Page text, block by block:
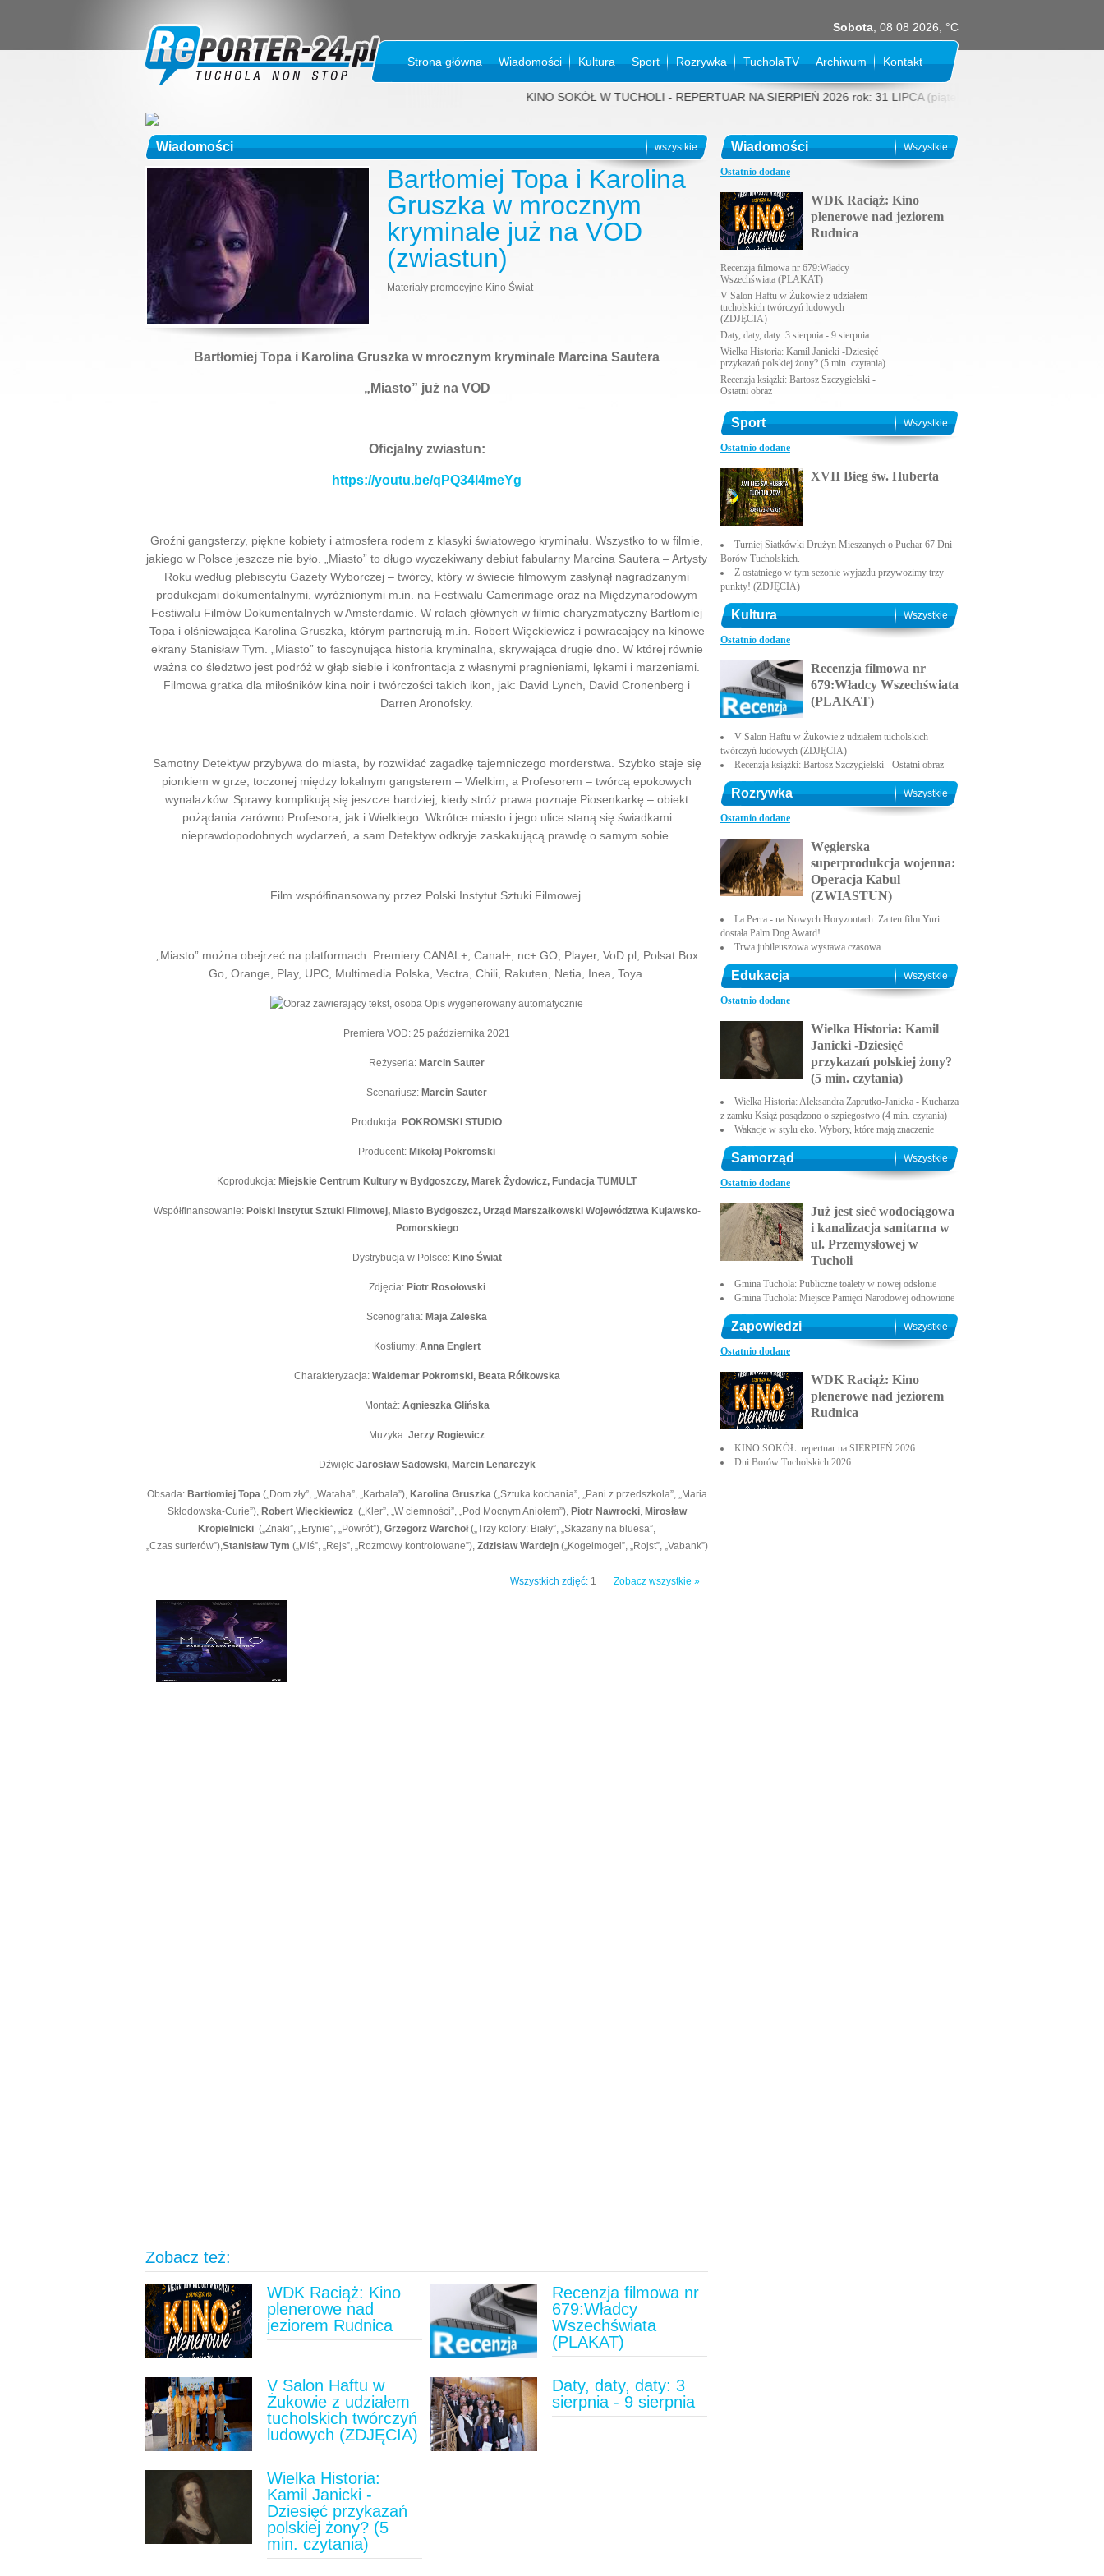
Sobota , 08 08 2026, °C
Strona główna Wiadomości Kultura Sport Rozrywka TucholaTV Archiwum Kontakt
KINO SOKÓŁ W TUCHOLI - REPERTUAR NA SIERPIEŃ 2026 rok: 31 LIPCA (piątek) 16:00 VAIANA 2D,
Wiadomości wszystkie
Bartłomiej Topa i Karolina
Gruszka w mrocznym
kryminale już na VOD
(zwiastun)
Materiały promocyjne Kino Świat
Bartłomiej Topa i Karolina Gruszka w mrocznym kryminale Marcina Sautera
„Miasto” już na VOD
Oficjalny zwiastun:
https://youtu.be/qPQ34l4meYg
Groźni gangsterzy, piękne kobiety i atmosfera rodem z klasyki światowego kryminału. Wszystko to w filmie,
jakiego w Polsce jeszcze nie było. „Miasto” to długo wyczekiwany debiut fabularny Marcina Sautera – Artysty
Roku według plebiscytu Gazety Wyborczej – twórcy, który w świecie filmowym zasłynął nagradzanymi
produkcjami dokumentalnymi, wyróżnionymi m.in. na Festiwalu Camerimage oraz na Międzynarodowym
Festiwalu Filmów Dokumentalnych w Amsterdamie. W rolach głównych w filmie charyzmatyczny Bartłomiej
Topa i olśniewająca Karolina Gruszka, którym partnerują m.in. Robert Więckiewicz i powracający na kinowe
ekrany Stanisław Tym. „Miasto” to fascynująca historia kryminalna, skrywająca drugie dno. W której równie
ważna co śledztwo jest podróż w głąb siebie i konfrontacja z własnymi pragnieniami, lękami i marzeniami.
Filmowa gratka dla miłośników kina noir i twórczości takich ikon, jak: David Lynch, David Cronenberg i
Darren Aronofsky.
Samotny Detektyw przybywa do miasta, by rozwikłać zagadkę tajemniczego morderstwa. Szybko staje się
pionkiem w grze, toczonej między lokalnym gangsterem – Wielkim, a Profesorem – twórcą epokowych
wynalazków. Sprawy komplikują się jeszcze bardziej, kiedy stróż prawa poznaje Piosenkarkę – obiekt
pożądania zarówno Profesora, jak i Wielkiego. Wkrótce miasto i jego ulice staną się świadkami
nieprawdopodobnych wydarzeń, a sam Detektyw odkryje zaskakującą prawdę o samym sobie.
Film współfinansowany przez Polski Instytut Sztuki Filmowej.
„Miasto” można obejrzeć na platformach: Premiery CANAL+, Canal+, nc+ GO, Player, VoD.pl, Polsat Box
Go, Orange, Play, UPC, Multimedia Polska, Vectra, Chili, Rakuten, Netia, Inea, Toya.
Premiera VOD: 25 października 2021
Reżyseria: Marcin Sauter
Scenariusz: Marcin Sauter
Produkcja: POKROMSKI STUDIO
Producent: Mikołaj Pokromski
Koprodukcja: Miejskie Centrum Kultury w Bydgoszczy, Marek Żydowicz, Fundacja TUMULT
Współfinansowanie: Polski Instytut Sztuki Filmowej, Miasto Bydgoszcz, Urząd Marszałkowski Województwa Kujawsko-
Pomorskiego
Dystrybucja w Polsce: Kino Świat
Zdjęcia: Piotr Rosołowski
Scenografia: Maja Zaleska
Kostiumy: Anna Englert
Charakteryzacja: Waldemar Pokromski, Beata Rółkowska
Montaż: Agnieszka Glińska
Muzyka: Jerzy Rogiewicz
Dźwięk: Jarosław Sadowski, Marcin Lenarczyk
Obsada: Bartłomiej Topa(„Dom zły”, „Wataha”, „Karbala”), Karolina Gruszka („Sztuka kochania”, „Pani z przedszkola”, „Maria
Skłodowska-Curie”), Robert Więckiewicz („Kler”, „W ciemności”, „Pod Mocnym Aniołem”), Piotr Nawrocki, Mirosław
Kropielnicki („Znaki”, „Erynie”, „Powrót”), Grzegorz Warchoł(„Trzy kolory: Biały”, „Skazany na bluesa”,
„Czas surferów”),Stanisław Tym („Miś”, „Rejs”, „Rozmowy kontrolowane”), Zdzisław Wardejn („Kogelmogel”, „Rojst”, „Vabank”)
Zobacz wszystkie »
Wszystkich zdjęć: 1
Zobacz też:
WDK Raciąż: Kino
plenerowe nad
jeziorem Rudnica
Recenzja filmowa nr
679:Władcy
Wszechświata
(PLAKAT)
V Salon Haftu w
Żukowie z udziałem
tucholskich twórczyń
ludowych (ZDJĘCIA)
Daty, daty, daty: 3
sierpnia - 9 sierpnia
Wielka Historia:
Kamil Janicki -
Dziesięć przykazań
polskiej żony? (5
min. czytania)
Wiadomości Wszystkie
Ostatnio dodane
WDK Raciąż: Kino
plenerowe nad jeziorem
Rudnica
Recenzja filmowa nr 679:Władcy
Wszechświata (PLAKAT)
V Salon Haftu w Żukowie z udziałem
tucholskich twórczyń ludowych
(ZDJĘCIA)
Daty, daty, daty: 3 sierpnia - 9 sierpnia
Wielka Historia: Kamil Janicki -Dziesięć
przykazań polskiej żony? (5 min. czytania)
Recenzja książki: Bartosz Szczygielski -
Ostatni obraz
Sport Wszystkie
Ostatnio dodane
XVII Bieg św. Huberta
Turniej Siatkówki Drużyn Mieszanych o Puchar 67 Dni
Borów Tucholskich.
Z ostatniego w tym sezonie wyjazdu przywozimy trzy
punkty! (ZDJĘCIA)
Kultura Wszystkie
Ostatnio dodane
Recenzja filmowa nr
679:Władcy Wszechświata
(PLAKAT)
V Salon Haftu w Żukowie z udziałem tucholskich
twórczyń ludowych (ZDJĘCIA)
Recenzja książki: Bartosz Szczygielski - Ostatni obraz
Rozrywka Wszystkie
Ostatnio dodane
Węgierska
superprodukcja wojenna:
Operacja Kabul
(ZWIASTUN)
La Perra - na Nowych Horyzontach. Za ten film Yuri
dostała Palm Dog Award!
Trwa jubileuszowa wystawa czasowa
Edukacja Wszystkie
Ostatnio dodane
Wielka Historia: Kamil
Janicki -Dziesięć
przykazań polskiej żony?
(5 min. czytania)
Wielka Historia: Aleksandra Zaprutko-Janicka - Kucharza
z zamku Książ posądzono o szpiegostwo (4 min. czytania)
Wakacje w stylu eko. Wybory, które mają znaczenie
Samorząd Wszystkie
Ostatnio dodane
Już jest sieć wodociągowa
i kanalizacja sanitarna w
ul. Przemysłowej w
Tucholi
Gmina Tuchola: Publiczne toalety w nowej odsłonie
Gmina Tuchola: Miejsce Pamięci Narodowej odnowione
Zapowiedzi Wszystkie
Ostatnio dodane
WDK Raciąż: Kino
plenerowe nad jeziorem
Rudnica
KINO SOKÓŁ: repertuar na SIERPIEŃ 2026
Dni Borów Tucholskich 2026